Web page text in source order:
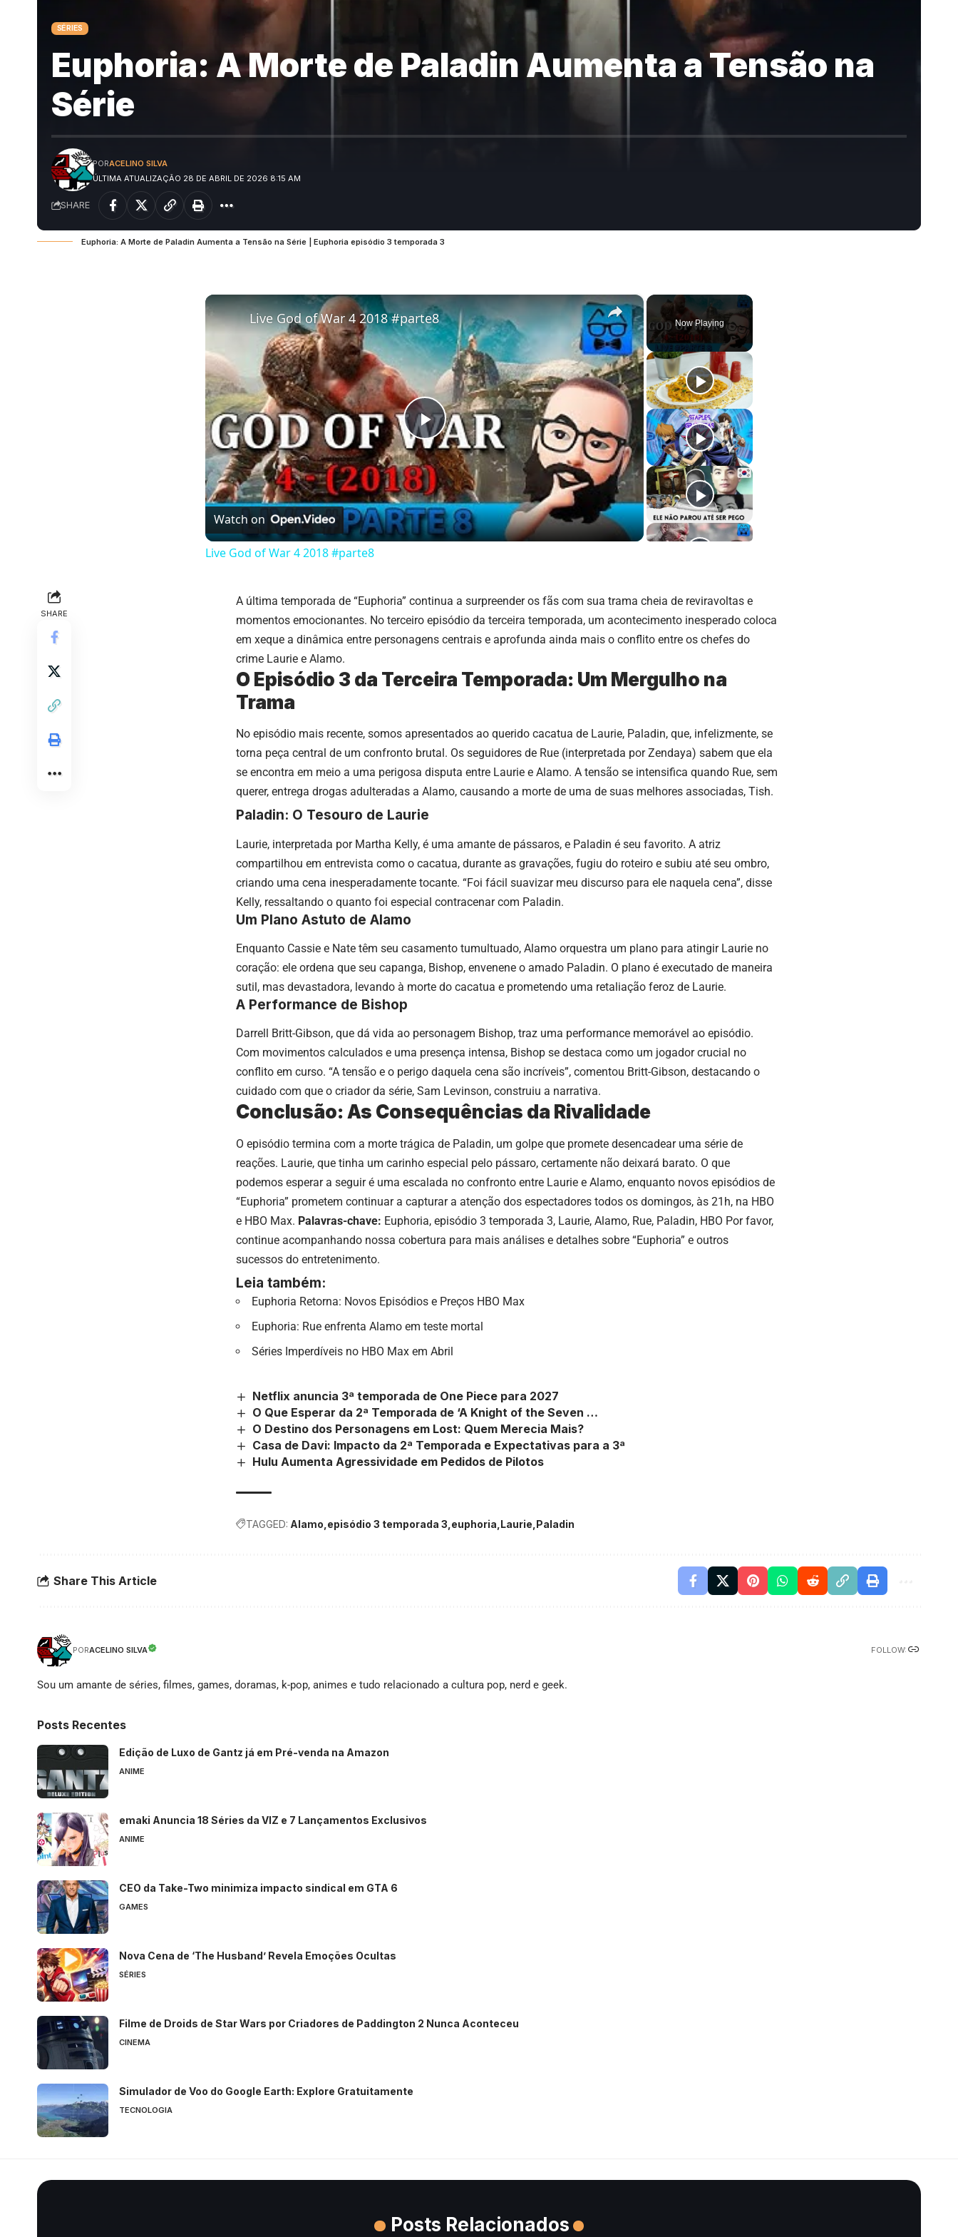
SÉRIES
Euphoria: A Morte de Paladin Aumenta a Tensão na
Série
ÚLTIMA ATUALIZAÇÃO 28 DE ABRIL DE 2026 8:15 AM
PORACELINO SILVA
SHARE
Euphoria: A Morte de Paladin Aumenta a Tensão na Série | Euphoria episódio 3 temporada 3
Now Playing
×
Play
Video
Live God of War 4 2018 #parte8
Watch on
Live God of War 4 2018 #parte8
SHARE
A última temporada de “Euphoria” continua a surpreender os fãs com sua trama cheia de reviravoltas e
momentos emocionantes. No terceiro episódio da terceira temporada, um acontecimento inesperado coloca
em xeque a dinâmica entre personagens centrais e aprofunda ainda mais o conflito entre os chefes do
crime Laurie e Alamo.
O Episódio 3 da Terceira Temporada: Um Mergulho na
Trama
No episódio mais recente, somos apresentados ao querido cacatua de Laurie, Paladin, que, infelizmente, se
torna peça central de um confronto brutal. Os seguidores de Rue (interpretada por Zendaya) sabem que ela
se encontra em meio a uma perigosa disputa entre Laurie e Alamo. A tensão se intensifica quando Rue, sem
querer, entrega drogas adulteradas a Alamo, causando a morte de uma de suas melhores associadas, Tish.
Paladin: O Tesouro de Laurie
Laurie, interpretada por Martha Kelly, é uma amante de pássaros, e Paladin é seu favorito. A atriz
compartilhou em entrevista como o cacatua, durante as gravações, fugiu do roteiro e subiu até seu ombro,
criando uma cena inesperadamente tocante. “Foi fácil suavizar meu discurso para ele naquela cena”, disse
Kelly, ressaltando o quanto foi especial contracenar com Paladin.
Um Plano Astuto de Alamo
Enquanto Cassie e Nate têm seu casamento tumultuado, Alamo orquestra um plano para atingir Laurie no
coração: ele ordena que seu capanga, Bishop, envenene o amado Paladin. O plano é executado de maneira
sutil, mas devastadora, levando à morte do cacatua e prometendo uma retaliação feroz de Laurie.
A Performance de Bishop
Darrell Britt-Gibson, que dá vida ao personagem Bishop, traz uma performance memorável ao episódio.
Com movimentos calculados e uma presença intensa, Bishop se destaca como um jogador crucial no
conflito em curso. “A tensão e o perigo daquela cena são incríveis”, comentou Britt-Gibson, destacando o
cuidado com que o criador da série, Sam Levinson, construiu a narrativa.
Conclusão: As Consequências da Rivalidade
O episódio termina com a morte trágica de Paladin, um golpe que promete desencadear uma série de
reações. Laurie, que tinha um carinho especial pelo pássaro, certamente não deixará barato. O que
podemos esperar a seguir é uma escalada no confronto entre Laurie e Alamo, enquanto novos episódios de
“Euphoria” prometem continuar a capturar a atenção dos espectadores todos os domingos, às 21h, na HBO
e HBO Max. Palavras-chave: Euphoria, episódio 3 temporada 3, Laurie, Alamo, Rue, Paladin, HBO Por favor,
continue acompanhando nossa cobertura para mais análises e detalhes sobre “Euphoria” e outros
sucessos do entretenimento.
Leia também:
Euphoria Retorna: Novos Episódios e Preços HBO Max
Euphoria: Rue enfrenta Alamo em teste mortal
Séries Imperdíveis no HBO Max em Abril
Netflix anuncia 3ª temporada de One Piece para 2027
O Que Esperar da 2ª Temporada de ‘A Knight of the Seven …
O Destino dos Personagens em Lost: Quem Merecia Mais?
Casa de Davi: Impacto da 2ª Temporada e Expectativas para a 3ª
Hulu Aumenta Agressividade em Pedidos de Pilotos
TAGGED: Alamo episódio 3 temporada 3 euphoria Laurie Paladin
Share This Article
PORACELINO SILVA FOLLOW:
Sou um amante de séries, filmes, games, doramas, k-pop, animes e tudo relacionado a cultura pop, nerd e geek.
Posts Recentes
Edição de Luxo de Gantz já em Pré-venda na Amazon
ANIME
emaki Anuncia 18 Séries da VIZ e 7 Lançamentos Exclusivos
ANIME
CEO da Take-Two minimiza impacto sindical em GTA 6
GAMES
Nova Cena de ‘The Husband’ Revela Emoções Ocultas
SÉRIES
Filme de Droids de Star Wars por Criadores de Paddington 2 Nunca Aconteceu
CINEMA
Simulador de Voo do Google Earth: Explore Gratuitamente
TECNOLOGIA
Posts Relacionados